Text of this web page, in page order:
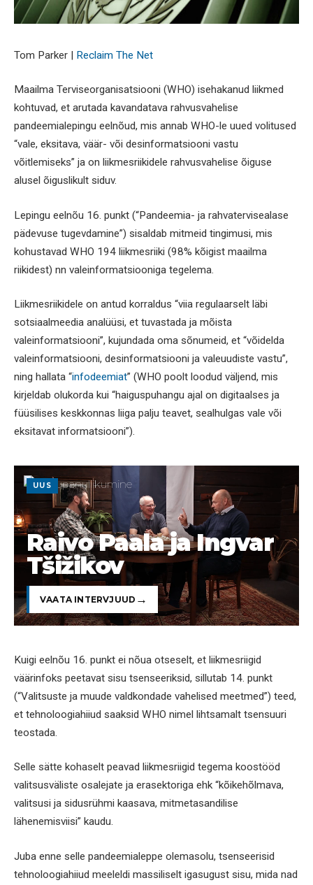
Tom Parker | Reclaim The Net
Maailma Terviseorganisatsiooni (WHO) isehakanud liikmed
kohtuvad, et arutada kavandatava rahvusvahelise
pandeemialepingu eelnõud, mis annab WHO-le uued volitused
“vale, eksitava, väär- või desinformatsiooni vastu
võitlemiseks” ja on liikmesriikidele rahvusvahelise õiguse
alusel õiguslikult siduv.
Lepingu eelnõu 16. punkt (“Pandeemia- ja rahvatervisealase
pädevuse tugevdamine”) sisaldab mitmeid tingimusi, mis
kohustavad WHO 194 liikmesriiki (98% kõigist maailma
riikidest) nn valeinformatsiooniga tegelema.
Liikmesriikidele on antud korraldus “viia regulaarselt läbi
sotsiaalmeedia analüüsi, et tuvastada ja mõista
valeinformatsiooni”, kujundada oma sõnumeid, et “võidelda
valeinformatsiooni, desinformatsiooni ja valeuudiste vastu”,
ning hallata “infodeemiat” (WHO poolt loodud väljend, mis
kirjeldab olukorda kui “haiguspuhangu ajal on digitaalses ja
füüsilises keskkonnas liiga palju teavet, sealhulgas vale või
eksitavat informatsiooni”).
UUS
Raivo Paala ja Ingvar
Tšižikov
VAATA INTERVJUUD
Kuigi eelnõu 16. punkt ei nõua otseselt, et liikmesriigid
väärinfoks peetavat sisu tsenseeriksid, sillutab 14. punkt
(“Valitsuste ja muude valdkondade vahelised meetmed”) teed,
et tehnoloogiahiiud saaksid WHO nimel lihtsamalt tsensuuri
teostada.
Selle sätte kohaselt peavad liikmesriigid tegema koostööd
valitsusväliste osalejate ja erasektoriga ehk “kõikehõlmava,
valitsusi ja sidusrühmi kaasava, mitmetasandilise
lähenemisviisi” kaudu.
Juba enne selle pandeemialeppe olemasolu, tsenseerisid
tehnoloogiahiiud meeleldi massiliselt igasugust sisu, mida nad